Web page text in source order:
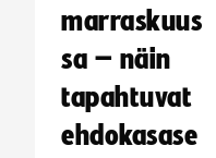
marraskuus
sa – näin
tapahtuvat
ehdokasase